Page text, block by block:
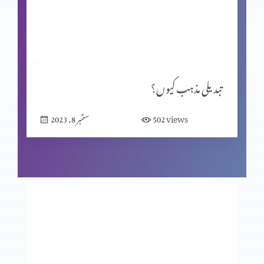
ماضی کی داستان
ایک مسیحی کون ہے؟
تبدیلی مذہب کیوں؟
ستمبر 8, 2023 502views